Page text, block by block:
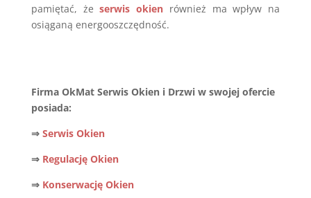
pamiętać, że serwis okien również ma wpływ na
osiąganą energooszczędność.
Firma OkMat Serwis Okien i Drzwi w swojej ofercie
posiada:
⇒ Serwis Okien
⇒Regulację Okien
⇒ Konserwację Okien